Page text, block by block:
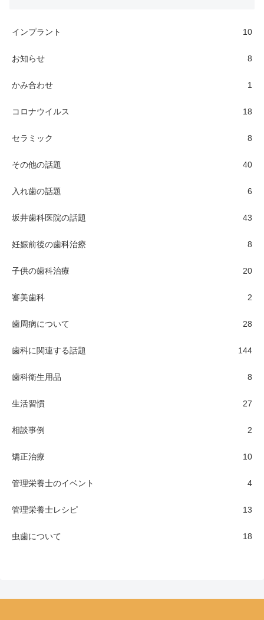
インプラント 10
お知らせ 8
かみ合わせ 1
コロナウイルス 18
セラミック 8
その他の話題 40
入れ歯の話題 6
坂井歯科医院の話題 43
妊娠前後の歯科治療 8
子供の歯科治療 20
審美歯科 2
歯周病について 28
歯科に関連する話題 144
歯科衛生用品 8
生活習慣 27
相談事例 2
矯正治療 10
管理栄養士のイベント 4
管理栄養士レシピ 13
虫歯について 18